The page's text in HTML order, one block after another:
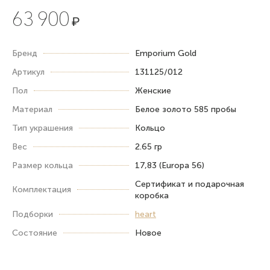
63 900 ₽
Бренд
Emporium Gold
Артикул
131125/012
Пол
Женские
Материал
Белое золото 585 пробы
Тип украшения
Кольцо
Вес
2.65 гр
Размер кольца
17,83 (Europa 56)
Комплектация
Сертификат и подарочная
коробка
Подборки
heart
Состояние
Новое